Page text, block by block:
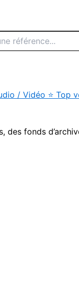
/ Vidéo ⭐ Top
fonds